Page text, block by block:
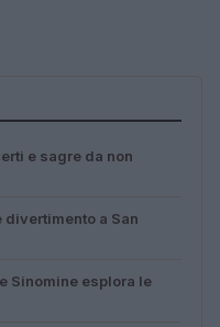
e sagre da non
a San
Sinomine esplora le